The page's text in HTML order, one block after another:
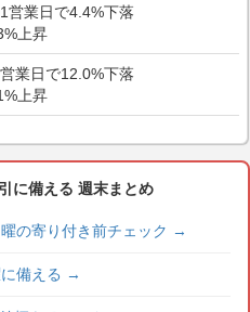
営業日で4.4%下落
上昇
業日で12.0%下落
上昇
に備える 週末まとめ
の寄り付き前チェック →
備える →